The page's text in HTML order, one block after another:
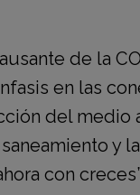
de la
en las
del medio
y
con